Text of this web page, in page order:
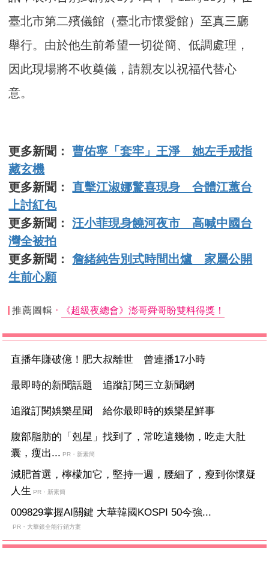
臺北市第二殯儀館（臺北市懷愛館）至真三廳
舉行。由於他生前希望一切從簡、低調處理，
因此現場將不收奠儀，請親友以祝福代替心
意。
更多新聞：曹佑寧「套牢」王淨 她左手戒指
藏玄機
更多新聞：直擊江淑娜驚喜現身 合體江蕙台
上討紅包
更多新聞：汪小菲現身饒河夜市 高喊中國台
灣全被拍
更多新聞：詹緒純告別式時間出爐 家屬公開
生前心願
推薦圖輯 《超級夜總會》澎哥舜哥盼雙料得獎！
直播年賺破億！肥大叔離世 曾連播17小時
最即時的新聞話題 追蹤訂閱三立新聞網
追蹤訂閱娛樂星聞 給你最即時的娛樂星鮮事
腹部脂肪的「剋星」找到了，常吃這幾物，吃走大肚
囊，瘦出... PR・新素簡
減肥首選，檸檬加它，堅持一週，腰細了，瘦到你懷疑
人生 PR・新素簡
009829掌握AI關鍵 大華韓國KOSPI 50今強...
PR・大華銀全能行銷方案